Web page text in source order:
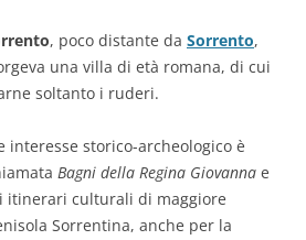
, poco distante da Sorrento,
una villa di età romana, di cui
soltanto i ruderi.
interesse storico-archeologico è
Bagni della Regina Giovanna e
itinerari culturali di maggiore
Sorrentina, anche per la